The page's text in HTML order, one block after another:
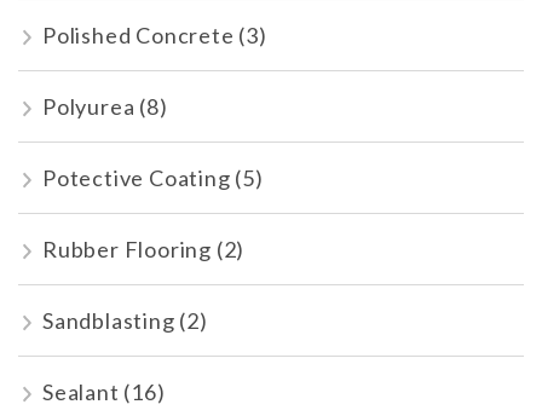
Polished Concrete (3)
Polyurea (8)
Potective Coating (5)
Rubber Flooring (2)
Sandblasting (2)
Sealant (16)